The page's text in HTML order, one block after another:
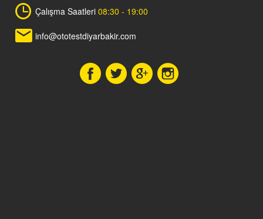
Çalışma Saatleri 08:30 - 19:00
info@ototestdiyarbakir.com